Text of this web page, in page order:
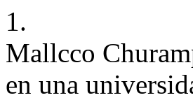
1.
Mallcco
en una